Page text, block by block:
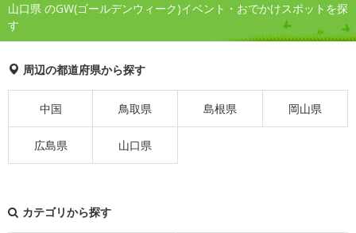
山口県 のGW(ゴールデンウィーク)イベント・おでかけスポットを探
す
周辺の都道府県から探す
中国 鳥取県 島根県 岡山県
広島県 山口県
カテゴリから探す